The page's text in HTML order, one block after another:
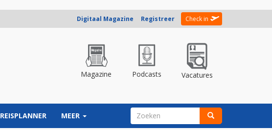
Digitaal Magazine Registreer Check in
Magazine Podcasts Vacatures
REISPLANNER MEER ZOEKVELD